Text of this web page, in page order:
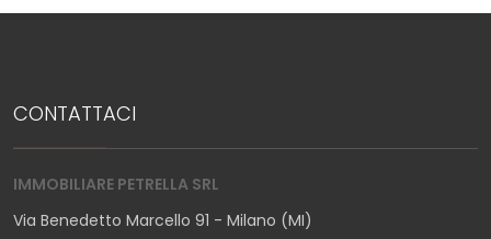
CONTATTACI
IMMOBILIARE PETRELLA SRL
Via Benedetto Marcello 91 - Milano (MI)